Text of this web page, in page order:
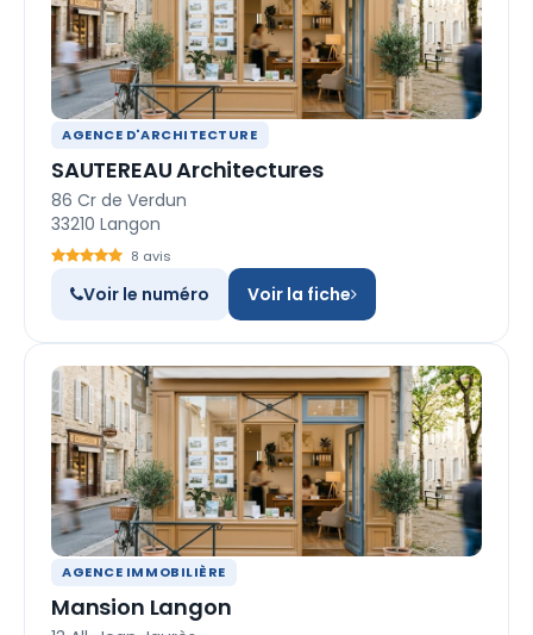
AGENCE D'ARCHITECTURE
SAUTEREAU Architectures
86 Cr de Verdun
33210 Langon
8 avis
Voir le numéro Voir la fiche
AGENCE IMMOBILIÈRE
Mansion Langon